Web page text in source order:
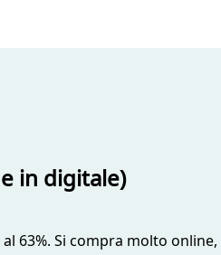
in digitale)
63%. Si compra molto